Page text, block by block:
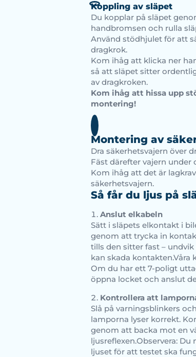
Koppling av släpet
Du kopplar på släpet
handbromsen och rulla
Använd stödhjulet för att
dragkrok.
Kom ihåg att klicka ner
så att släpet sitter
av dragkroken.
Kom ihåg att hissa upp
montering!
Montering av
Dra säkerhetsvajern över
Fäst därefter vajern under
Kom ihåg att det är
säkerhetsvajern.
Så får du ljus på
Anslut elkabeln
Sätt i släpets elkontakt i
genom att trycka in
tills den sitter fast –
kan skada kontakten.Våra
Om du har ett 7-poligt
öppna locket och anslut
Kontrollera att
Slå på varningsblinkers
lamporna lyser korrekt.
genom att backa mot en
ljusreflexen.Observera:
ljuset för att testet ska